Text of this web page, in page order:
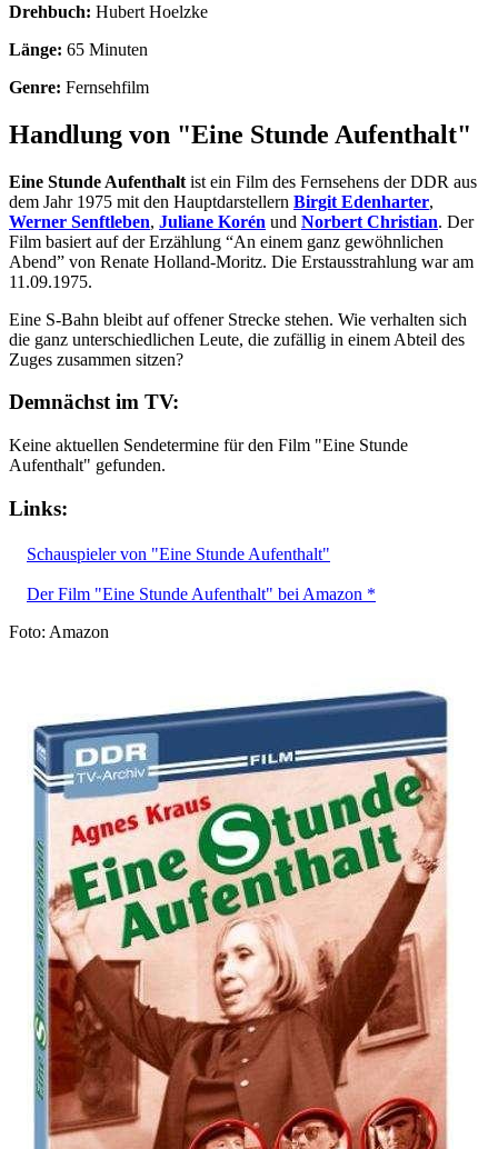
Drehbuch: Hubert Hoelzke
Länge: 65 Minuten
Genre: Fernsehfilm
Handlung von "Eine Stunde Aufenthalt"
Eine Stunde Aufenthalt ist ein Film des Fernsehens der DDR aus
dem Jahr 1975 mit den Hauptdarstellern Birgit Edenharter,
Werner Senftleben, Juliane Korén und Norbert Christian. Der
Film basiert auf der Erzählung “An einem ganz gewöhnlichen
Abend” von Renate Holland-Moritz. Die Erstausstrahlung war am
11.09.1975.
Eine S-Bahn bleibt auf offener Strecke stehen. Wie verhalten sich
die ganz unterschiedlichen Leute, die zufällig in einem Abteil des
Zuges zusammen sitzen?
Demnächst im TV:
Keine aktuellen Sendetermine für den Film "Eine Stunde
Aufenthalt" gefunden.
Links:
Schauspieler von "Eine Stunde Aufenthalt"
Der Film "Eine Stunde Aufenthalt" bei Amazon *
Foto: Amazon